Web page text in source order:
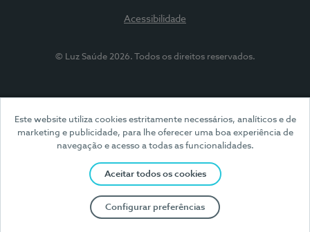
Este website utiliza cookies estritamente necessários, analíticos e de
marketing e publicidade, para lhe oferecer uma boa experiência de
navegação e acesso a todas as funcionalidades.
Aceitar todos os cookies
Configurar preferências
Acessibilidade
© Luz Saúde 2026. Todos os direitos reservados.